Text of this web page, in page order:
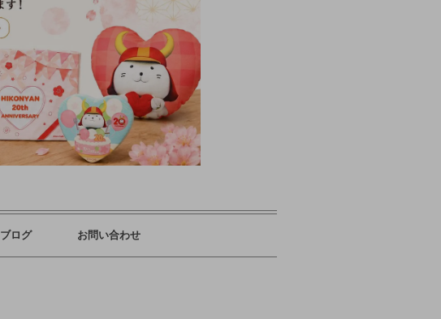
ブログ お問い合わせ